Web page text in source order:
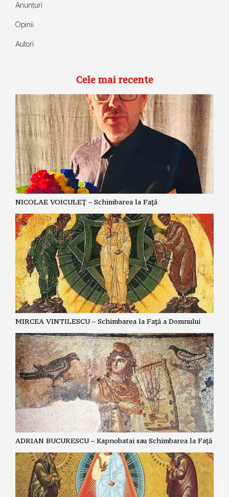
Anunțuri
Opinii
Autori
Cele mai recente
NICOLAE VOICULEȚ – Schimbarea la Față
MIRCEA VINTILESCU – Schimbarea la Față a Domnului
ADRIAN BUCURESCU – Kapnobatai sau Schimbarea la Față